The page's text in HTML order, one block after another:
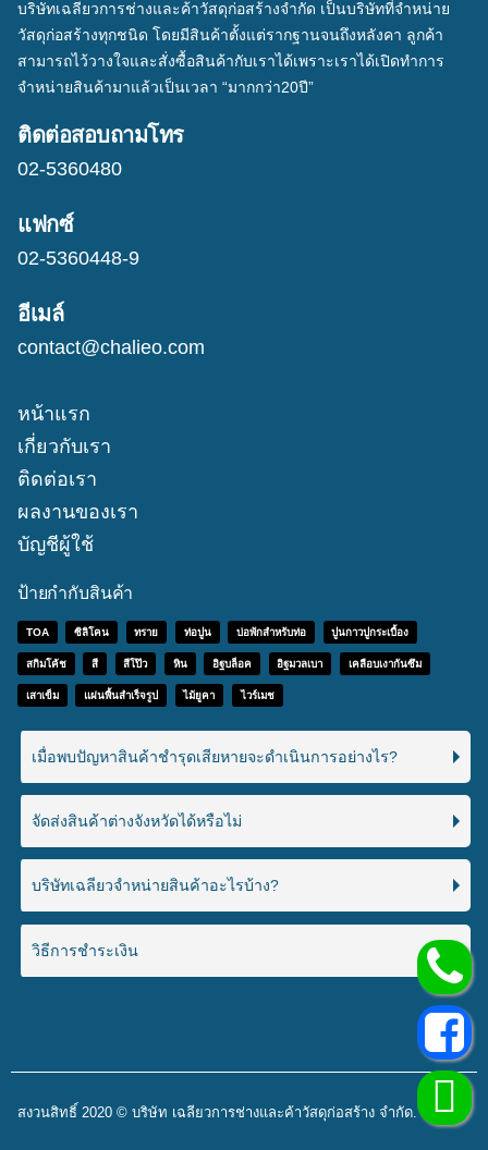
บริษัทเฉลียวการช่างและค้าวัสดุก่อสร้างจำกัด เป็นบริษัทที่จำหน่าย
วัสดุก่อสร้างทุกชนิด โดยมีสินค้าตั้งแต่รากฐานจนถึงหลังคา ลูกค้า
สามารถไว้วางใจและสั่งซื้อสินค้ากับเราได้เพราะเราได้เปิดทำการ
จำหน่ายสินค้ามาแล้วเป็นเวลา “มากกว่า20ปี”
ติดต่อสอบถามโทร
02-5360480
แฟกซ์
02-5360448-9
อีเมล์
contact@chalieo.com
หน้าแรก
เกี่ยวกับเรา
ติดต่อเรา
ผลงานของเรา
บัญชีผู้ใช้
ป้ายกำกับสินค้า
TOA ซิลิโคน ทราย ท่อปูน บ่อพักสำหรับท่อ ปูนกาวปูกระเบื้อง
สกิมโค้ช สี สีโป๊ว หิน อิฐบล็อค อิฐมวลเบา เคลือบเงากันซึม
เสาเข็ม แผ่นพื้นสำเร็จรูป ไม้ยูคา ไวร์เมช
เมื่อพบปัญหาสินค้าชำรุดเสียหายจะดำเนินการอย่างไร?
จัดส่งสินค้าต่างจังหวัดได้หรือไม่
บริษัทเฉลียวจำหน่ายสินค้าอะไรบ้าง?
วิธีการชำระเงิน
สงวนสิทธิ์ 2020 © บริษัท เฉลียวการช่างและค้าวัสดุก่อสร้าง จำกัด.